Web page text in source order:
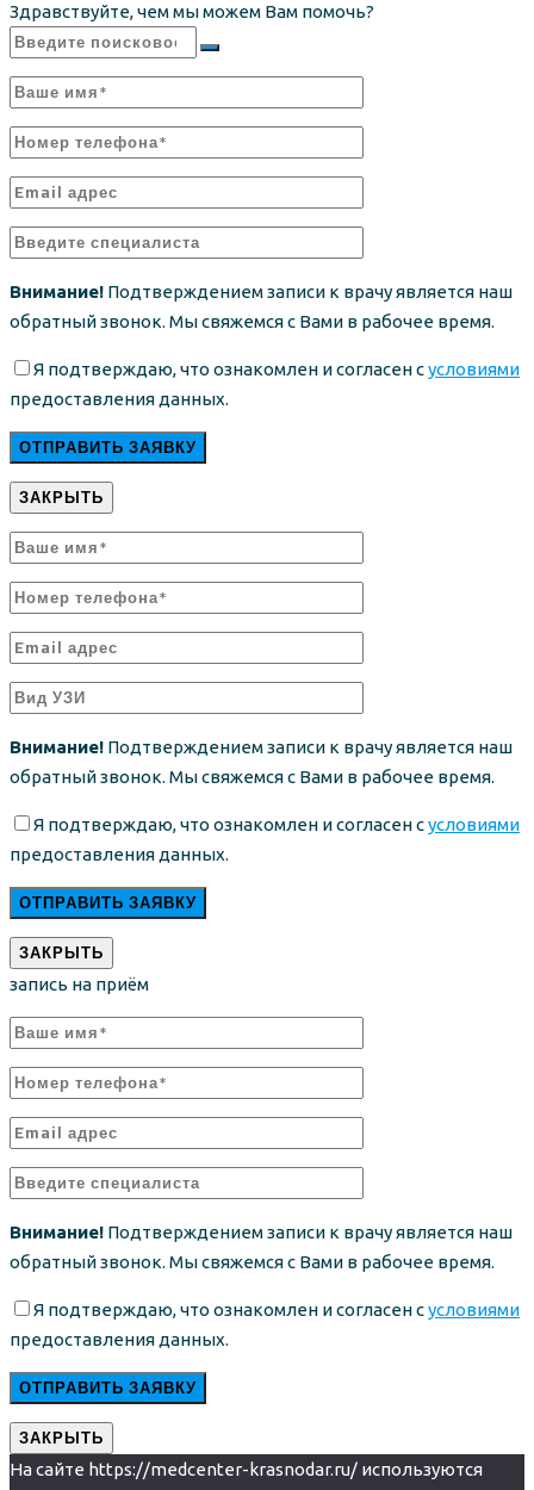
Здравствуйте, чем мы можем Вам помочь?
Внимание! Подтверждением записи к врачу является наш
обратный звонок. Мы свяжемся с Вами в рабочее время.
Я подтверждаю, что ознакомлен и согласен сусловиями
предоставления данных.
ЗАКРЫТЬ
Внимание! Подтверждением записи к врачу является наш
обратный звонок. Мы свяжемся с Вами в рабочее время.
Я подтверждаю, что ознакомлен и согласен сусловиями
предоставления данных.
ЗАКРЫТЬ
запись на приём
Внимание! Подтверждением записи к врачу является наш
обратный звонок. Мы свяжемся с Вами в рабочее время.
Я подтверждаю, что ознакомлен и согласен сусловиями
предоставления данных.
ЗАКРЫТЬ
На сайте https://medcenter-krasnodar.ru/ используются